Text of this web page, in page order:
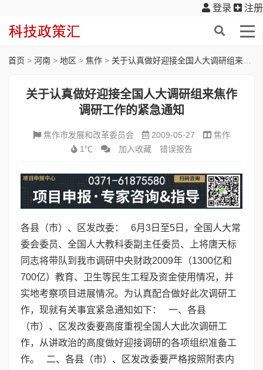
登录 注册
首页 > 河南 > 地区 > 焦作 > 关于认真做好迎接全国人大调研组来焦作调研工作的紧急通知
关于认真做好迎接全国人大调研组来焦作
调研工作的紧急通知
焦作市发展和改革委员会 2009-05-27
焦作
1℃
加入收藏 错误报告
各县（市）、区发改委： 6月3日至5日，全国人大常
委会委员、全国人大教科委副主任委员、上将唐天标
同志将带队到我市调研中央财政2009年（1300亿和
700亿）教育、卫生等民生工程及资金使用情况，并
实地考察项目进展情况。为认真配合做好此次调研工
作，现就有关事宜紧急通知如下： 一、各县
（市）、区发改委要高度重视全国人大此次调研工
作，从讲政治的高度做好迎接调研的各项组织准备工
作。 二、各县（市）、区发改委要严格按照附表内